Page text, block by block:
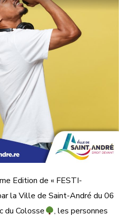
Edition de « FESTI-
la Ville de Saint-André du 06
du Colosse
, les personnes